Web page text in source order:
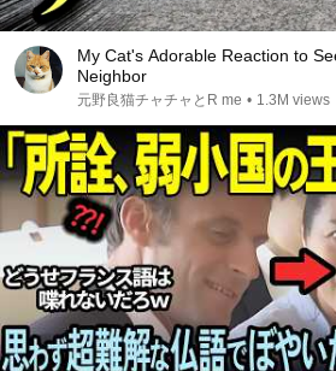
My Cat's Adorable Reaction to
Neighbor
元野良猫チャチャとR me • 1.3M views